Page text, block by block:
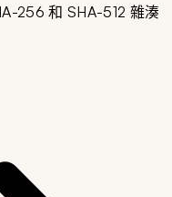
256 和 SHA-512 雜湊